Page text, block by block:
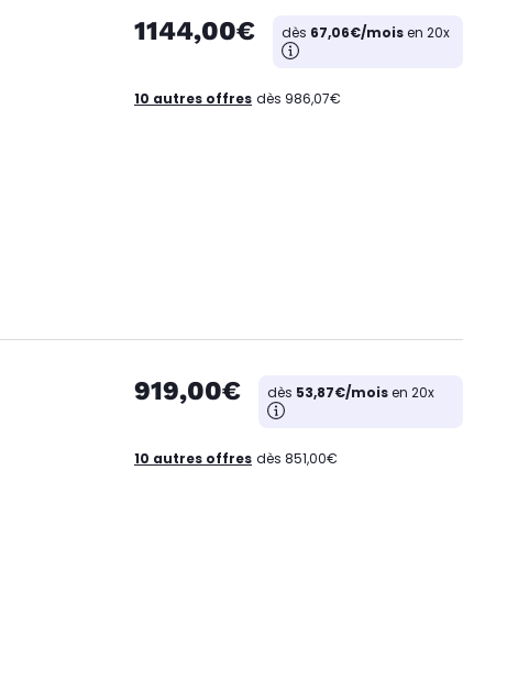
1144,00€ dès 67,06€/moisen 20x
10 autres offres dès 986,07€
919,00€ dès 53,87€/moisen 20x
10 autres offres dès 851,00€